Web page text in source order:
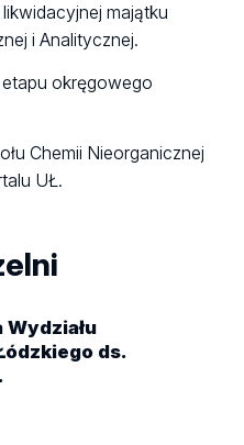
majątku
i Analitycznej.
okręgowego
Chemii Nieorganicznej
UŁ.
Wydziału
ds.